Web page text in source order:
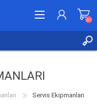
(0)
Servis Ekipmanları